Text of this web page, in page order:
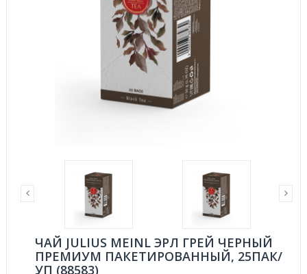
ЧАЙ JULIUS MEINL ЭРЛ ГРЕЙ ЧЕРНЫЙ
ПРЕМИУМ ПАКЕТИРОВАННЫЙ, 25ПАК/
УП (88583)